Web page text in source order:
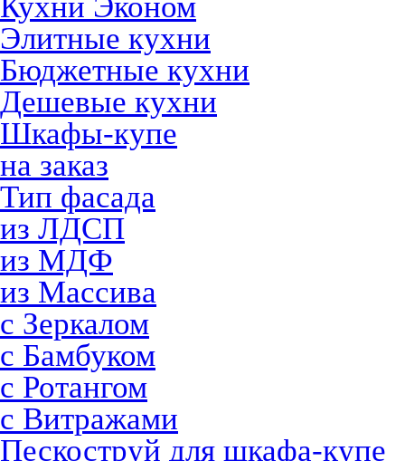
Элитные кухни
Бюджетные кухни
Дешевые кухни
Шкафы-купе
на заказ
Тип фасада
из ЛДСП
из МДФ
из Массива
с Зеркалом
с Бамбуком
с Ротангом
с Витражами
Пескоструй для шкафа-купе